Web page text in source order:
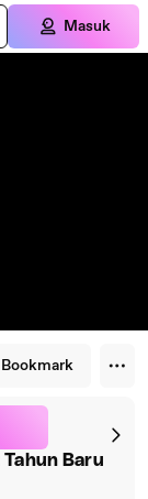
Masuk
Bookmark
Baru